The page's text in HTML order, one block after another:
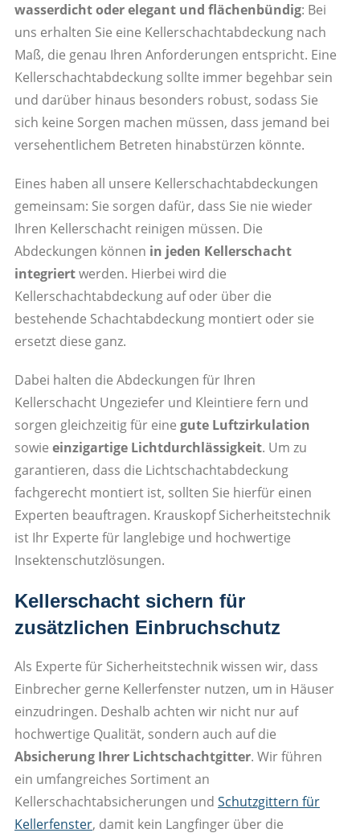
wasserdicht oder elegant und flächenbündig: Bei
uns erhalten Sie eine Kellerschachtabdeckung nach
Maß, die genau Ihren Anforderungen entspricht. Eine
Kellerschachtabdeckung sollte immer begehbar sein
und darüber hinaus besonders robust, sodass Sie
sich keine Sorgen machen müssen, dass jemand bei
versehentlichem Betreten hinabstürzen könnte.
Eines haben all unsere Kellerschachtabdeckungen
gemeinsam: Sie sorgen dafür, dass Sie nie wieder
Ihren Kellerschacht reinigen müssen. Die
Abdeckungen können in jeden Kellerschacht
integriertwerden. Hierbei wird die
Kellerschachtabdeckung auf oder über die
bestehende Schachtabdeckung montiert oder sie
ersetzt diese ganz.
Dabei halten die Abdeckungen für Ihren
Kellerschacht Ungeziefer und Kleintiere fern und
sorgen gleichzeitig für eine gute Luftzirkulation
sowie einzigartige Lichtdurchlässigkeit. Um zu
garantieren, dass die Lichtschachtabdeckung
fachgerecht montiert ist, sollten Sie hierfür einen
Experten beauftragen. Krauskopf Sicherheitstechnik
ist Ihr Experte für langlebige und hochwertige
Insektenschutzlösungen.
Kellerschacht sichern für
zusätzlichen Einbruchschutz
Als Experte für Sicherheitstechnik wissen wir, dass
Einbrecher gerne Kellerfenster nutzen, um in Häuser
einzudringen. Deshalb achten wir nicht nur auf
hochwertige Qualität, sondern auch auf die
Absicherung Ihrer Lichtschachtgitter. Wir führen
ein umfangreiches Sortiment an
Kellerschachtabsicherungen und Schutzgittern für
Kellerfenster, damit kein Langfinger über die